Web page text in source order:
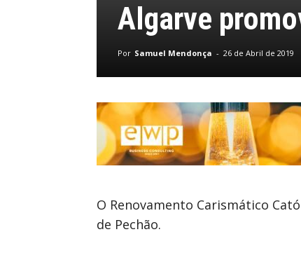
Algarve
Por Samuel Mendonça - 26 de Abril de 2019
O Renovamento Carismático
de Pechão.